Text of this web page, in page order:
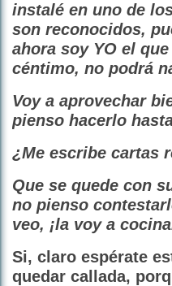
instalé en uno de
son reconocidos,
ahora soy YO el
céntimo, no podrá
Voy a aprovechar
pienso hacerlo
¿Me escribe cartas
Que se quede con
no pienso
veo, ¡la voy a
Si, claro espérate
quedar callada,